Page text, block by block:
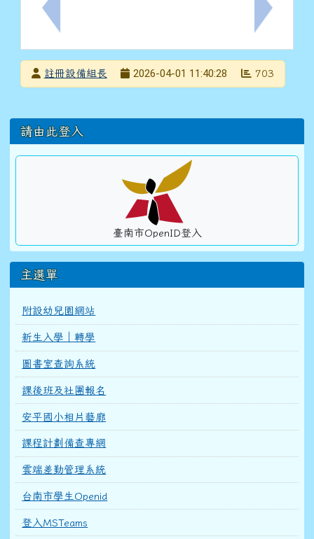
上一筆：有關：安平國小114學年度校內語文競賽--臺灣
下一筆：
發布者註冊設備組長
2026-04-01 11:40:28 703
左邊區域內容
請由此登入
臺南市OpenID登入
主選單
附設幼兒園網站
新生入學｜轉學
圖書室查詢系統
課後班及社團報名
安平國小相片藝廊
課程計劃備查專網
雲端差勤管理系統
台南市學生Openid
登入MSTeams